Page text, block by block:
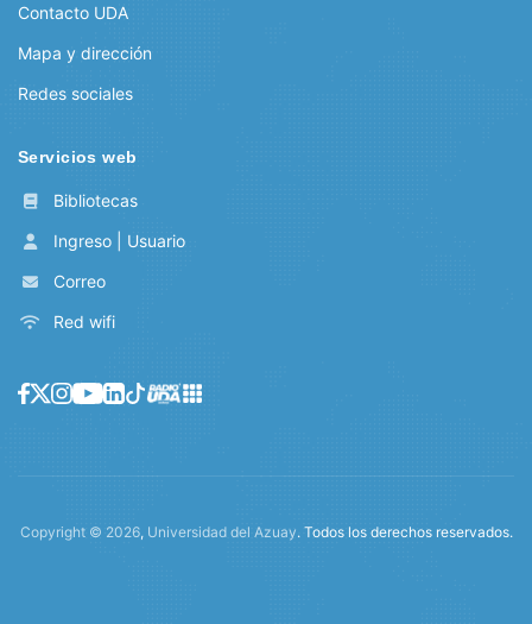
Contacto UDA
Mapa y dirección
Redes sociales
Servicios web
Bibliotecas
Ingreso | Usuario
Correo
Red wifi
Copyright © 2026, Universidad del Azuay. Todos los derechos reservados.